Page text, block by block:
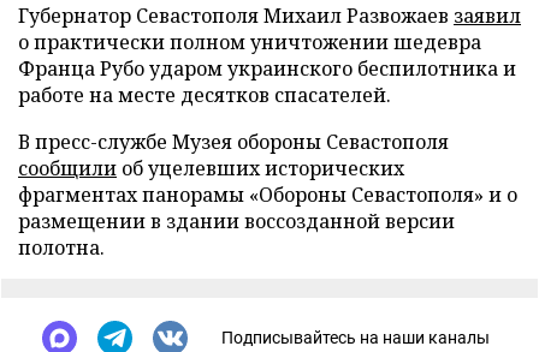
Губернатор Севастополя Михаил Развожаев заявил
о практически полном уничтожении шедевра
Франца Рубо ударом украинского беспилотника и
работе на месте десятков спасателей.
В пресс-службе Музея обороны Севастополя
сообщили об уцелевших исторических
фрагментах панорамы «Обороны Севастополя» и о
размещении в здании воссозданной версии
полотна.
Подписывайтесь на наши каналы